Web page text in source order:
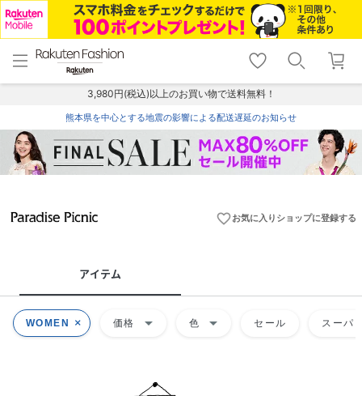
menu home
トップ
shopping_cart lock_outline
ログイン
3,980円(税込)以上のお買い物で送料無料！
熊本県を中心とする地震の影響による配送遅延のお知らせ
favorite_borderお気に入りショップに登録する
アイテム
WOMEN 価格 arrow_drop_down 色 arrow_drop_down セール スーパ